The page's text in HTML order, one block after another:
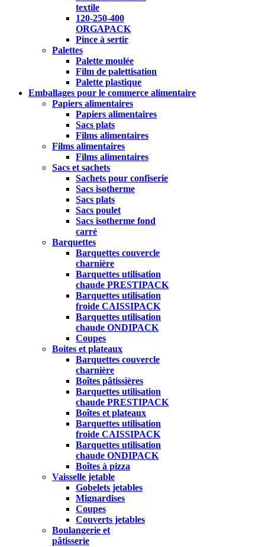
textile
120-250-400
ORGAPACK
Pince à sertir
Palettes
Palette moulée
Film de palettisation
Palette plastique
Emballages pour le commerce alimentaire
Papiers alimentaires
Papiers alimentaires
Sacs plats
Films alimentaires
Films alimentaires
Films alimentaires
Sacs et sachets
Sachets pour confiserie
Sacs isotherme
Sacs plats
Sacs poulet
Sacs isotherme fond
carré
Barquettes
Barquettes couvercle
charnière
Barquettes utilisation
chaude PRESTIPACK
Barquettes utilisation
froide CAISSIPACK
Barquettes utilisation
chaude ONDIPACK
Coupes
Boites et plateaux
Barquettes couvercle
charnière
Boîtes pâtissières
Barquettes utilisation
chaude PRESTIPACK
Boîtes et plateaux
Barquettes utilisation
froide CAISSIPACK
Barquettes utilisation
chaude ONDIPACK
Boîtes à pizza
Vaisselle jetable
Gobelets jetables
Mignardises
Coupes
Couverts jetables
Boulangerie et
pâtisserie